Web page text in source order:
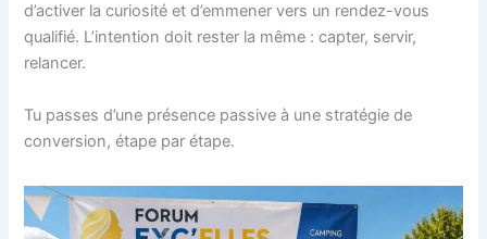
d’activer la curiosité et d’emmener vers un rendez-vous
qualifié. L’intention doit rester la même : capter, servir,
relancer.
Tu passes d’une présence passive à une stratégie de
conversion, étape par étape.